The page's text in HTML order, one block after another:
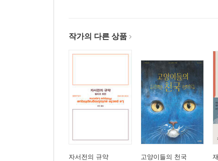
작가의 다른 상품
자서전의 규약 고양이들의 천국